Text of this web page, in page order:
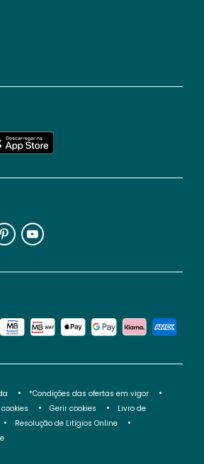
*Condições das ofertas em vigor
Gerir cookies
Livro de
Resolução de Litígios Online